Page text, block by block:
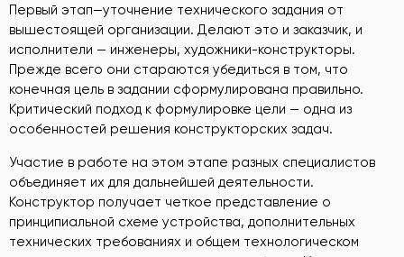
Первый этап—уточнение технического задания от
вышестоящей организации. Делают это и заказчик, и
исполнители — инженеры, художники-конструкторы.
Прежде всего они стараются убедиться в том, что
конечная цель в задании сформулирована правильно.
Критический подход к формулировке цели — одна из
особенностей решения конструкторских задач.
Участие в работе на этом этапе разных специалистов
объединяет их для дальнейшей деятельности.
Конструктор получает четкое представление о
принципиальной схеме устройства, дополнительных
технических требованиях и общем технологическом